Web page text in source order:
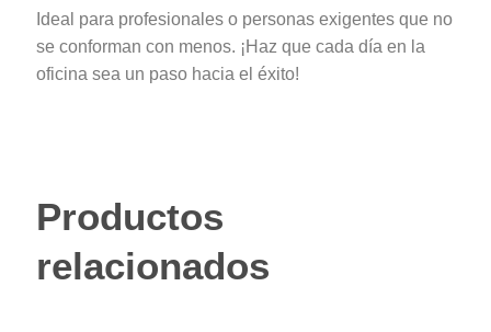
Ideal para profesionales o personas exigentes que no
se conforman con menos. ¡Haz que cada día en la
oficina sea un paso hacia el éxito!
Productos
relacionados